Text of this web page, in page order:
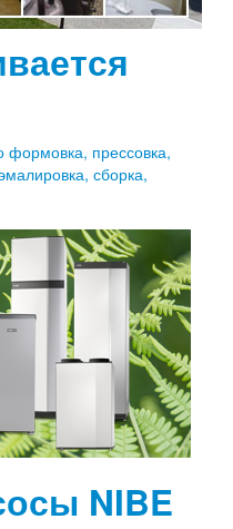
формовка, прессовка,
сборка,
NIBE